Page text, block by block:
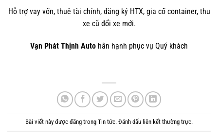
Hỗ trợ vay vốn, thuê tài chính, đăng ký HTX, gia cố container, thu
xe cũ đổi xe mới.
Vạn Phát Thịnh Auto hân hạnh phục vụ Quý khách
Bài viết này được đăng trong Tin tức. Đánh dấu liên kết thường trực.